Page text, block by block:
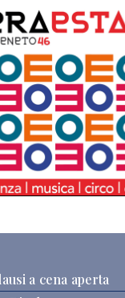
a cena aperta